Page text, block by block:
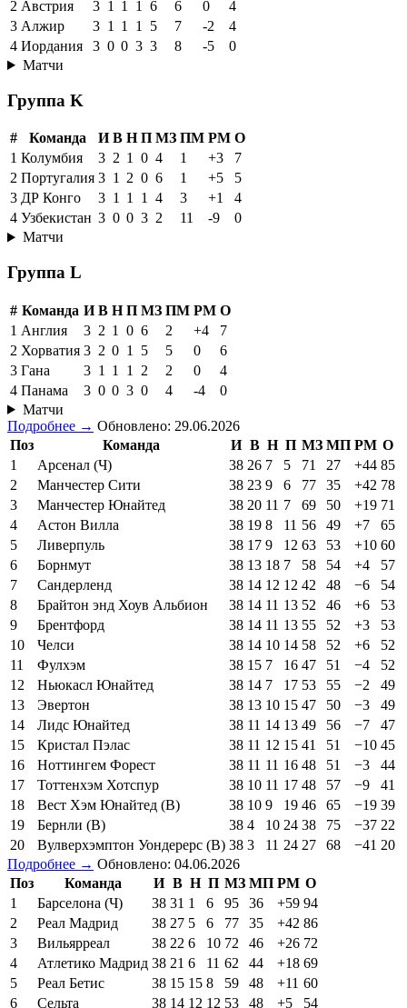
2 Австрия 3 1 1 1 6 6 0
4
3 Алжир 3 1 1 1 5 7 -2
4
4 Иордания 3 0 0 3 3 8 -5
0
Матчи
Группа K
# Команда И В Н П МЗ ПМ РМ О
1 Колумбия 3 2 1 0 4 1 +3
7
2 Португалия 3 1 2 0 6 1 +5
5
3 ДР Конго 3 1 1 1 4 3 +1
4
4 Узбекистан 3 0 0 3 2 11 -9
0
Матчи
Группа L
# Команда И В Н П МЗ ПМ РМ О
1 Англия 3 2 1 0 6 2 +4
7
2 Хорватия 3 2 0 1 5 5 0
6
3 Гана 3 1 1 1 2 2 0
4
4 Панама 3 0 0 3 0 4 -4
0
Матчи
Подробнее → Обновлено: 29.06.2026
Поз
Команда И В Н П МЗ МП РМ О
1
Арсенал (Ч) 38 26 7 5 71 27 +44 85
2
Манчестер Сити 38 23 9 6 77 35 +42 78
3
Манчестер Юнайтед 38 20 11 7 69 50 +19 71
4
Астон Вилла 38 19 8 11 56 49 +7
65
5
Ливерпуль 38 17 9 12 63 53 +10 60
6
Борнмут 38 13 18 7 58 54 +4
57
7
Сандерленд 38 14 12 12 42 48 −6
54
8
Брайтон энд Хоув Альбион 38 14 11 13 52 46 +6
53
9
Брентфорд 38 14 11 13 55 52 +3
53
10
Челси 38 14 10 14 58 52 +6
52
11
Фулхэм 38 15 7 16 47 51 −4
52
12
Ньюкасл Юнайтед 38 14 7 17 53 55 −2
49
13
Эвертон 38 13 10 15 47 50 −3
49
14
Лидс Юнайтед 38 11 14 13 49 56 −7
47
15
Кристал Пэлас 38 11 12 15 41 51 −10 45
16
Ноттингем Форест 38 11 11 16 48 51 −3
44
17
Тоттенхэм Хотспур 38 10 11 17 48 57 −9
41
18
Вест Хэм Юнайтед (В) 38 10 9 19 46 65 −19 39
19
Бернли (В) 38 4 10 24 38 75 −37 22
20
Вулверхэмптон Уондерерс (В) 38 3 11 24 27 68 −41 20
Подробнее → Обновлено: 04.06.2026
Поз
Команда И В Н П МЗ МП РМ О
1
Барселона (Ч) 38 31 1 6 95 36 +59 94
2
Реал Мадрид 38 27 5 6 77 35 +42 86
3
Вильярреал 38 22 6 10 72 46 +26 72
4
Атлетико Мадрид 38 21 6 11 62 44 +18 69
5
Реал Бетис 38 15 15 8 59 48 +11 60
6
Сельта 38 14 12 12 53 48 +5 54